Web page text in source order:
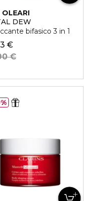
e Notte
OLEARI
DEW
bifasico 3 in 1
€
€